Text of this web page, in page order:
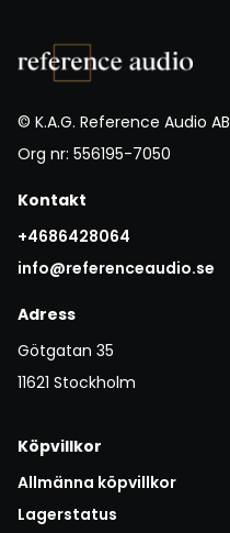
© K.A.G. Reference Audio AB
Org nr: 556195-7050
Kontakt
+4686428064
info@referenceaudio.se
Adress
Götgatan 35
11621 Stockholm
Köpvillkor
Allmänna köpvillkor
Lagerstatus